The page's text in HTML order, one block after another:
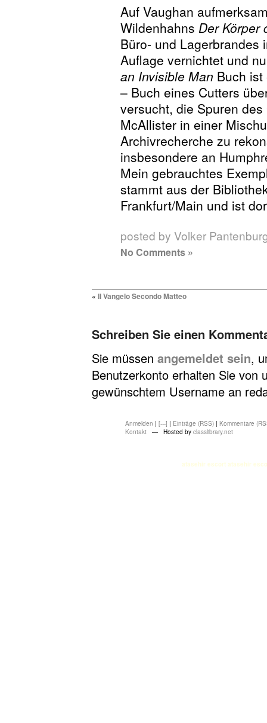
Auf Vaughan
Wildenhahns Der Körper
Büro- und Lagerbrandes
Auflage vernichtet und
an Invisible Man Buch
– Buch eines Cutters
versucht, die Spuren
McAllister in einer
Archivrecherche zu
insbesondere an
Mein gebrauchtes
stammt aus der
Frankfurt/Main und ist
posted by Volker
No Comments »
« Il Vangelo Secondo Matteo
Schreiben Sie einen
Sie müssen angemeldet sein,
Benutzerkonto erhalten Sie von
gewünschtem Username an
Anmelden | [---] | Einträge (RSS) | Kommentare
Kontakt — Hosted by classlibrary.net
atasehir escort atasehir